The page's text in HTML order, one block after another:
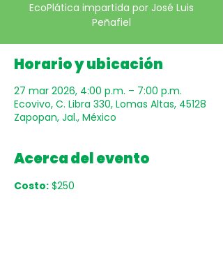
EcoPlática impartida por José Luis
Peñafiel
Horario y ubicación
27 mar 2026, 4:00 p.m. – 7:00 p.m.
Ecovivo, C. Libra 330, Lomas Altas, 45128
Zapopan, Jal., México
Acerca del evento
Costo: $250